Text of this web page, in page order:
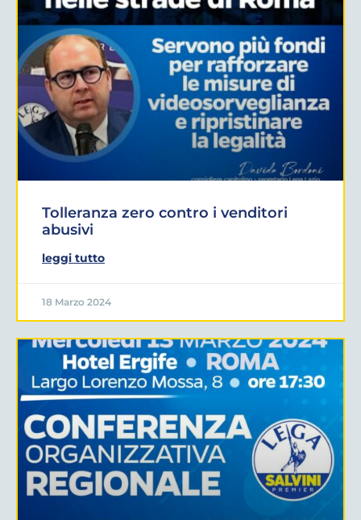
Tolleranza zero contro i venditori
abusivi
leggi tutto
18 Marzo 2024